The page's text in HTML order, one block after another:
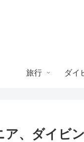
旅行 ダイ
、ダイビ